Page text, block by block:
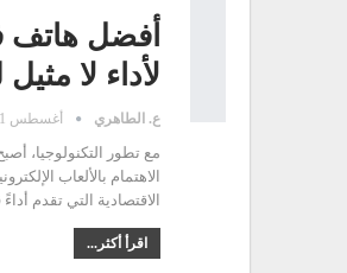
لأداء لا مثيل
ع. الطاهري أغسطس 31, 2025
مع تطور التكنولوجيا،
الاقتصادية التي تقدم
اقرأ أكثر...